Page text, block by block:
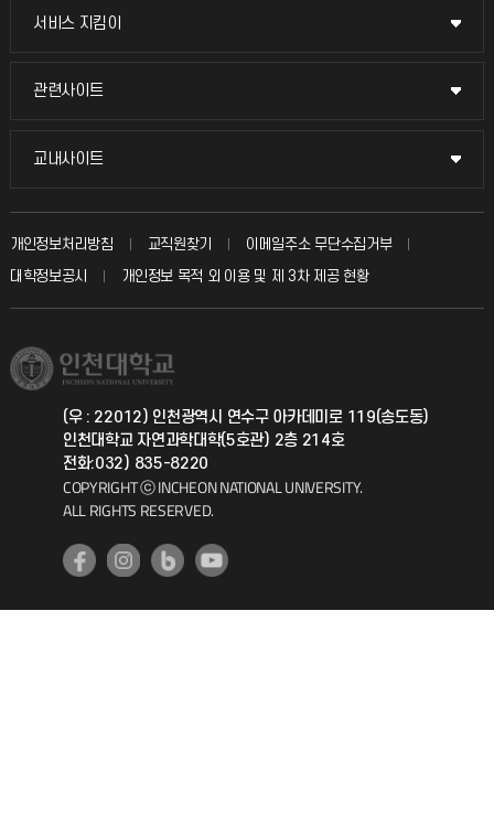
교무회의방송
입학안내
취업정보(학생)
서비스 지킴이
서비스 지킴이
묻고 답하기
칭찬마당
학생서비스 지킴이
관련사이트
관련사이트
국방헬프콜
총동문회
교내사이트
교내사이트
교수회
교육혁신본부
국제지원과
공자아카데미
기초교육원
공학교육혁신센터
개인정보처리방침 교직원찾기
이메일주소 무단수집거부
대학정보공시
개인정보 목적 외 이용 및 제 3차 제공 현황
(우 : 22012) 인천광역시 연수구 아카데미로 119(송도동)
인천대학교 자연과학대학(5호관) 2층 214호
전화:032) 835-8220
COPYRIGHT ⓒ INCHEON NATIONAL UNIVERSITY.
ALL RIGHTS RESERVED.